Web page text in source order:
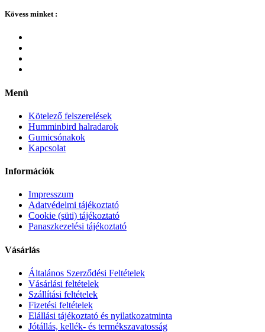
Kövess minket :
Menü
Kötelező felszerelések
Humminbird halradarok
Gumicsónakok
Kapcsolat
Információk
Impresszum
Adatvédelmi tájékoztató
Cookie (süti) tájékoztató
Panaszkezelési tájékoztató
Vásárlás
Általános Szerződési Feltételek
Vásárlási feltételek
Szállítási feltételek
Fizetési feltételek
Elállási tájékoztató és nyilatkozatminta
Jótállás, kellék- és termékszavatosság